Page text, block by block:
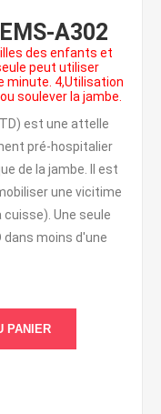
A302
des enfants et
peut utiliser
minute. 4,Utilisation
soulever la jambe.
est une attelle
pré-hospitalier
de la jambe. Il est
une vicitime
Une seule
dans moins d'une